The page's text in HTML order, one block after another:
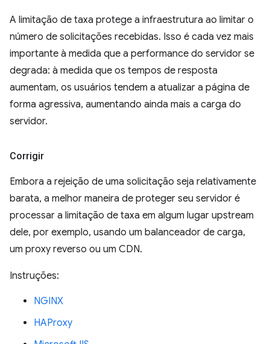
A limitação de taxa protege a infraestrutura ao limitar o
número de solicitações recebidas. Isso é cada vez mais
importante à medida que a performance do servidor se
degrada: à medida que os tempos de resposta
aumentam, os usuários tendem a atualizar a página de
forma agressiva, aumentando ainda mais a carga do
servidor.
Corrigir
Embora a rejeição de uma solicitação seja relativamente
barata, a melhor maneira de proteger seu servidor é
processar a limitação de taxa em algum lugar upstream
dele, por exemplo, usando um balanceador de carga,
um proxy reverso ou um CDN.
Instruções:
NGINX
HAProxy